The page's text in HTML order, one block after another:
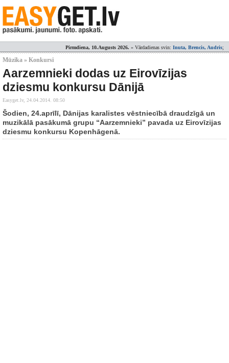
Pirmdiena, 10.Augusts 2026. » Vārdadienas svin: Inuta, Brencis, Audris;
Mūzika » Konkursi
Aarzemnieki dodas uz Eirovīzijas
dziesmu konkursu Dānijā
Easyget.lv, 24.04.2014. 08:50
Šodien, 24.aprīlī, Dānijas karalistes vēstniecībā draudzīgā un
muzikālā pasākumā grupu “Aarzemnieki” pavada uz Eirovīzijas
dziesmu konkursu Kopenhāgenā.